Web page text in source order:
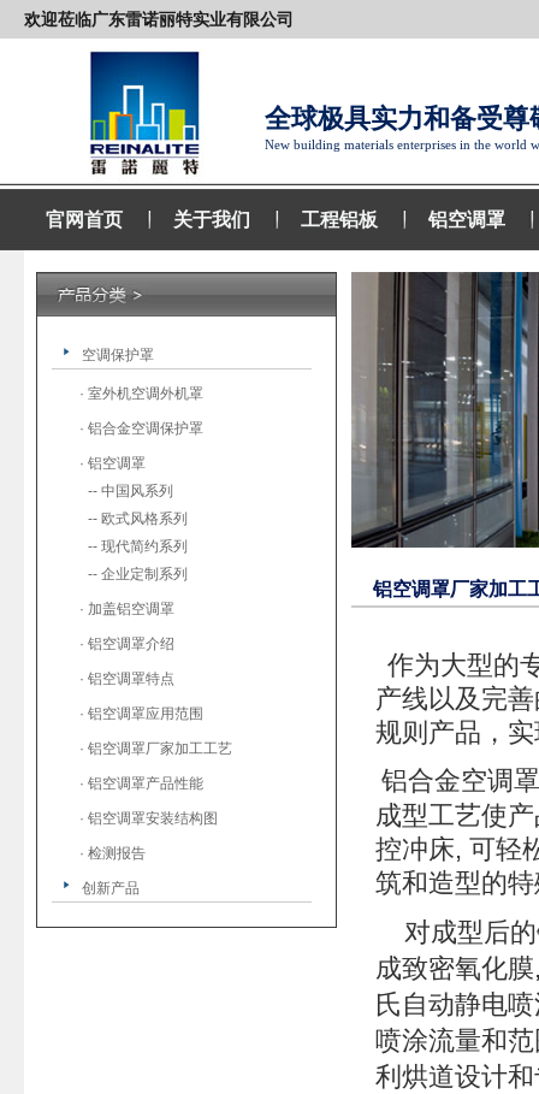
欢迎莅临广东雷诺丽特实业有限公司
全球极具实力和备受
New building materials enterprises in the world
官网首页 关于我们 工程铝板 铝空调罩
空调保护罩
· 室外机空调外机罩
· 铝合金空调保护罩
· 铝空调罩
-- 中国风系列
-- 欧式风格系列
-- 现代简约系列
-- 企业定制系列
· 加盖铝空调罩
· 铝空调罩介绍
· 铝空调罩特点
· 铝空调罩应用范围
· 铝空调罩厂家加工工艺
· 铝空调罩产品性能
· 铝空调罩安装结构图
· 检测报告
创新产品
铝空调罩厂家加工
作为大型的
产线以及完
规则产品，
铝合金空调
成型工艺使
控冲床, 可轻
筑和造型的
对成型后的
成致密氧化膜
氏自动静电
喷涂流量和
利烘道设计